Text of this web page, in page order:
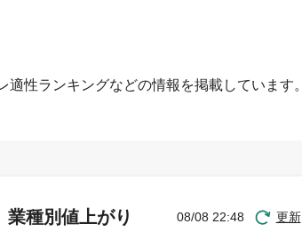
性ランキングなどの情報を掲載しています。